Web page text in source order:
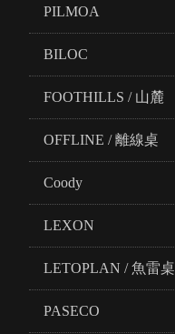
PILMOA
BILOC
FOOTHILLS / 山麓
OFFLINE / 離線桌
Coody
LEXON
LETOPLAN / 魚雷桌
PASECO